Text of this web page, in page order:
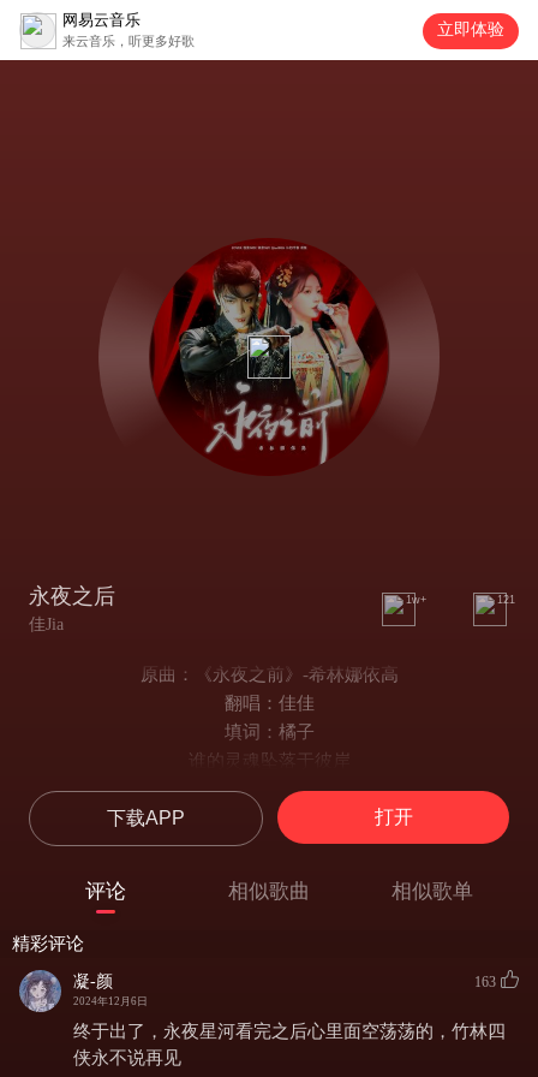
网易云音乐
来云音乐，听更多好歌
立即体验
永夜之后
佳Jia
1w+ 121
原曲：《永夜之前》-希林娜依高
翻唱：佳佳
填词：橘子
谁的灵魂坠落于彼岸
无数次的生命重演
起笔落笔结缘
浮舟于虚幻镜面
真心为何缠绕谎言
试探的是谁
下载APP 打开
评论 相似歌曲 相似歌单
精彩评论
凝-颜
2024年12月6日
163
终于出了，永夜星河看完之后心里面空荡荡的，竹林四
侠永不说再见